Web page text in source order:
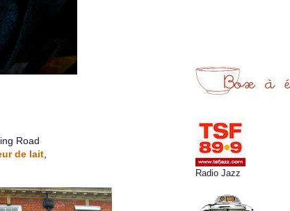
Road
de lait,
Radio Jazz